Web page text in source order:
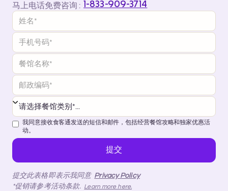
马上电话免费咨询 : 1-833-909-3714
我同意接收食客通发送的短信和邮件，包括经营餐馆攻略和独家优惠活
动。
提交此表格即表示我同意 Privacy Policy
*促销请参考活动条款. Learn more here.